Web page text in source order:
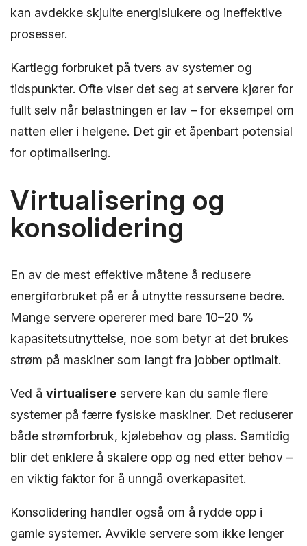
kan avdekke skjulte energislukere og ineffektive
prosesser.
Kartlegg forbruket på tvers av systemer og
tidspunkter. Ofte viser det seg at servere kjører for
fullt selv når belastningen er lav – for eksempel om
natten eller i helgene. Det gir et åpenbart potensial
for optimalisering.
Virtualisering og
konsolidering
En av de mest effektive måtene å redusere
energiforbruket på er å utnytte ressursene bedre.
Mange servere opererer med bare 10–20 %
kapasitetsutnyttelse, noe som betyr at det brukes
strøm på maskiner som langt fra jobber optimalt.
Ved å virtualisere servere kan du samle flere
systemer på færre fysiske maskiner. Det reduserer
både strømforbruk, kjølebehov og plass. Samtidig
blir det enklere å skalere opp og ned etter behov –
en viktig faktor for å unngå overkapasitet.
Konsolidering handler også om å rydde opp i
gamle systemer. Avvikle servere som ikke lenger